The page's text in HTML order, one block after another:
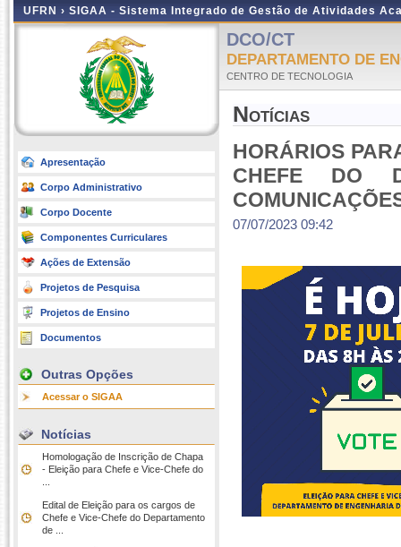
UFRN › SIGAA - Sistema Integrado de Gestão de Atividades
Apresentação
Corpo Administrativo
Corpo Docente
Componentes Curriculares
Ações de Extensão
Projetos de Pesquisa
Projetos de Ensino
Documentos
Outras Opções
Acessar o SIGAA
Notícias
Homologação de Inscrição de Chapa
- Eleição para Chefe e Vice-Chefe do
Edital de Eleição para os cargos de
Chefe e Vice-Chefe do Departamento
de ...
DCO/CT
DEPARTAMENTO DE
CENTRO DE TECNOLOGIA
Notícias
HORÁRIOS
CHEFE DO
07/07/2023 09:42